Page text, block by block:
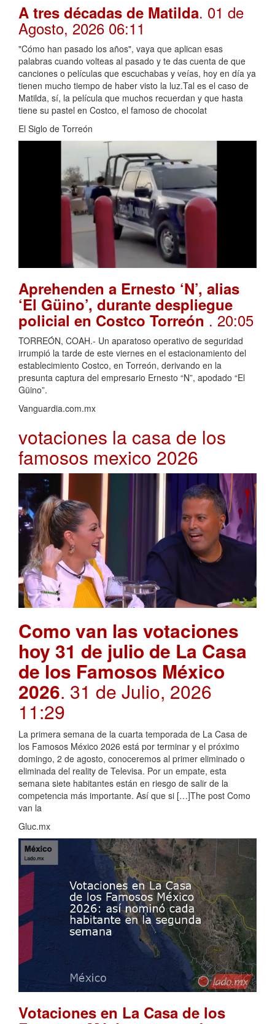
A tres décadas de Matilda. 01 de
Agosto, 2026 06:11
"Cómo han pasado los años", vaya que aplican esas
palabras cuando volteas al pasado y te das cuenta de que
canciones o películas que escuchabas y veías, hoy en día ya
tienen mucho tiempo de haber visto la luz.Tal es el caso de
Matilda, sí, la película que muchos recuerdan y que hasta
tiene su pastel en Costco, el famoso de chocolat
El Siglo de Torreón
Aprehenden a Ernesto ‘N’, alias
‘El Güino’, durante despliegue
policial en Costco Torreón. 20:05
TORREÓN, COAH.- Un aparatoso operativo de seguridad
irrumpió la tarde de este viernes en el estacionamiento del
establecimiento Costco, en Torreón, derivando en la
presunta captura del empresario Ernesto “N”, apodado “El
Güino”.
Vanguardia.com.mx
votaciones la casa de los
famosos mexico 2026
Como van las votaciones
hoy 31 de julio de La Casa
de los Famosos México
2026. 31 de Julio, 2026
11:29
La primera semana de la cuarta temporada de La Casa de
los Famosos México 2026 está por terminar y el próximo
domingo, 2 de agosto, conoceremos al primer eliminado o
eliminada del reality de Televisa. Por un empate, esta
semana siete habitantes están en riesgo de salir de la
competencia más importante. Así que si […]The post Como
van la
Gluc.mx
Votaciones en La Casa de los